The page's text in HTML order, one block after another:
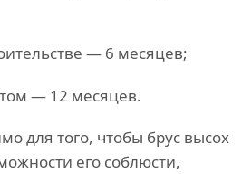
— 6 месяцев;
— 12 месяцев.
для того, чтобы брус высох
его соблюсти,